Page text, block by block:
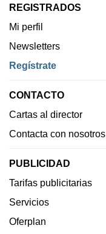
REGISTRADOS
Mi perfil
Newsletters
Regístrate
CONTACTO
Cartas al director
Contacta con nosotros
PUBLICIDAD
Tarifas publicitarias
Servicios
Oferplan